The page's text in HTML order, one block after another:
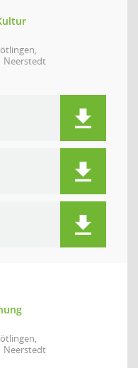
Neerstedt
Neerstedt